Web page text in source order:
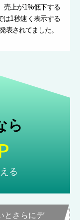
売上が1%低下する
は1秒速く表示する
表されてました。
る
とさらにデ